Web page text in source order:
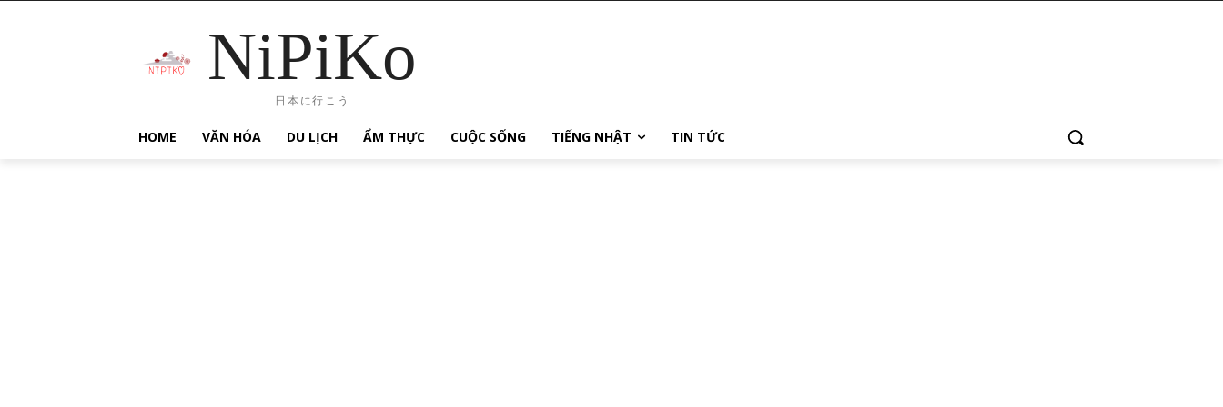
NiPiKo
日本に行こう
HOME VĂN HÓA DU LỊCH ẨM THỰC CUỘC SỐNG TIẾNG NHẬT TIN TỨC